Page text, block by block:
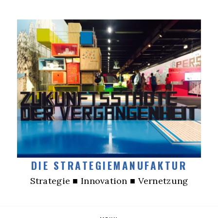
DIE STRATEGIEMANUFAKTUR
Strategie ■ Innovation ■ Vernetzung